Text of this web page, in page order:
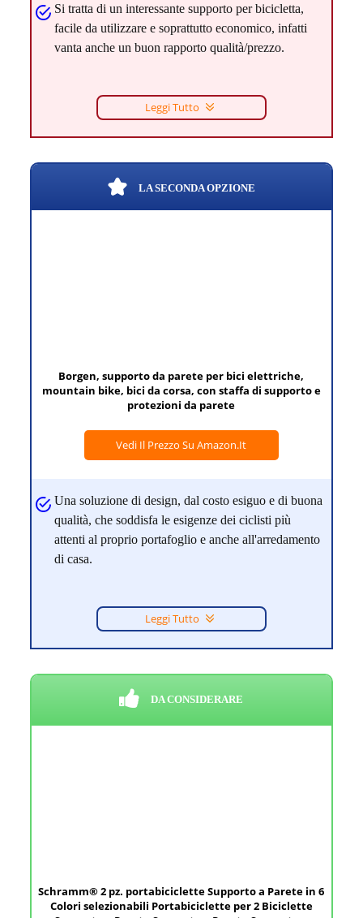
Si tratta di un interessante supporto per bicicletta,
facile da utilizzare e soprattutto economico, infatti
vanta anche un buon rapporto qualità/prezzo.
Leggi Tutto
LA SECONDA OPZIONE
Borgen, supporto da parete per bici elettriche,
mountain bike, bici da corsa, con staffa di supporto e
protezioni da parete
Vedi Il Prezzo Su Amazon.it
Una soluzione di design, dal costo esiguo e di buona
qualità, che soddisfa le esigenze dei ciclisti più
attenti al proprio portafoglio e anche all'arredamento
di casa.
Leggi Tutto
DA CONSIDERARE
Schramm® 2 pz. portabiciclette Supporto a Parete in 6
Colori selezionabili Portabiciclette per 2 Biciclette